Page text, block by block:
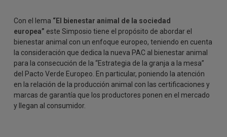
Con el lema “El bienestar animal de la sociedad
europea” este Simposio tiene el propósito de abordar el
bienestar animal con un enfoque europeo, teniendo en cuenta
la consideración que dedica la nueva PAC al bienestar animal
para la consecución de la “Estrategia de la granja a la mesa”
del Pacto Verde Europeo. En particular, poniendo la atención
en la relación de la producción animal con las certificaciones y
marcas de garantía que los productores ponen en el mercado
y llegan al consumidor.